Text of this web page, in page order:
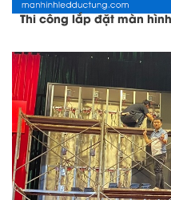
Thi công lắp đặt màn